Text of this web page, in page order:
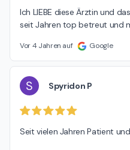
Ich LIEBE diese Ärztin und
seit Jahren top betreut und
Vor 4 Jahren auf Google
S Spyridon P
Seit vielen Jahren Patient